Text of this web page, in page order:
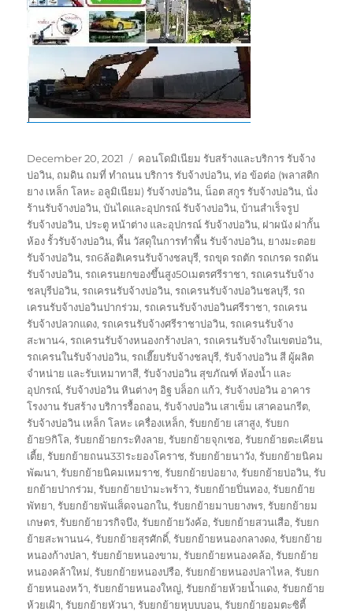
Posted
on
December 20, 2021 Tags
คอนโดมิเนียม รับสร้างและบริการ รับจ้าง
บ่อวิน, ถมดิน ถมที่ ทำถนน บริการ รับจ้างบ่อวิน,ท่อ ข้อต่อ (พลาสติก
ยาง เหล็ก โลหะ อลูมิเนียม) รับจ้างบ่อวิน,น็อต สกูร รับจ้างบ่อวิน,นั่ง
ร้านรับจ้างบ่อวิน,บันไดและอุปกรณ์ รับจ้างบ่อวิน,บ้านสำเร็จรูป
รับจ้างบ่อวิน,ประตู หน้าต่าง และอุปกรณ์ รับจ้างบ่อวิน, ฝาผนัง ฝากั้น
ห้อง รั้วรับจ้างบ่อวิน,พื้น วัสดุในการทำพื้น รับจ้างบ่อวิน, ยางมะตอย
รับจ้างบ่อวิน,รถ6ล้อติเครนรับจ้างชลบุรี,รถขุด รถตัก รถเกรด รถดัน
รับจ้างบ่อวิน,รถเครนยกของขึ้นสูง50เมตรศรีราชา,รถเครนรับจ้าง
ชลบุรีบ่อวิน,รถเครนรับจ้างบ่อวิน,รถเครนรับจ้างบ่อวินชลบุรี,รถ
เครนรับจ้างบ่อวินปากร่วม,รถเครนรับจ้างบ่อวินศรีราชา,รถเครน
รับจ้างปลวกแดง,รถเครนรับจ้างศรีราชาบ่อวิน,รถเครนรับจ้าง
สะพาน4,รถเครนรับจ้างหนองกร้างปลา,รถเครนรับจ้างในเขตบ่อวิน,
รถเครนในรับจ้างบ่อวิน,รถเฮี๊ยบรับจ้างชลบุรี,รับจ้างบ่อวิน สี ผู้ผลิต
จำหน่าย และรับเหมาทาสี,รับจ้างบ่อวิน สุขภัณฑ์ ห้องน้ำ และ
อุปกรณ์,รับจ้างบ่อวิน หินต่างๆ อิฐ บล็อก แก้ว,รับจ้างบ่อวิน อาคาร
โรงงาน รับสร้าง บริการรื้อถอน,รับจ้างบ่อวิน เสาเข็ม เสาคอนกรีต,
รับจ้างบ่อวิน เหล็ก โลหะ เครื่องเหล็ก,รับยกย้าย เสาสูง,รับยก
ย้าย9กิโล,รับยกย้ายกระทิงลาย,รับยกย้ายจุกเชอ,รับยกย้ายตะเคียน
เตี้ย,รับยกย้ายถนน331ระยองโคราช,รับยกย้ายนาวัง,รับยกย้ายนิคม
พัฒนา,รับยกย้ายนิคมเหมราช,รับยกย้ายบ่อยาง,รับยกย้ายบ่อวิน,รับ
ยกย้ายปากร่วม,รับยกย้ายป่ามะพร้าว,รับยกย้ายปิ่นทอง,รับยกย้าย
พัทยา,รับยกย้ายพันเส็ดจนอกใน,รับยกย้ายมาบยางพร,รับยกย้ายม
เกษตร,รับยกย้ายวรกิจบึง,รับยกย้ายวังค้อ,รับยกย้ายสวนเสือ,รับยก
ย้ายสะพานน4,รับยกย้ายสุรศักดิ์,รับยกย้ายหนองกลางดง,รับยกย้าย
หนองก้างปลา,รับยกย้ายหนองขาม,รับยกย้ายหนองคล้อ,รับยกย้าย
หนองคล้าใหม่,รับยกย้ายหนองปรือ,รับยกย้ายหนองปลาไหล,รับยก
ย้ายหนองหว้า,รับยกย้ายหนองใหญ่,รับยกย้ายห้วยน้ำแดง,รับยกย้าย
ห้วยเฝ้า,รับยกย้ายหัวนา,รับยกย้ายหุบบบอน,รับยกย้ายอมตะซิตี้